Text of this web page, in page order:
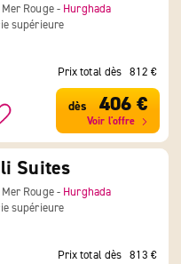
Rouge - Hurghada
supérieure
Prix total dès 812 €
dès 406 €
Voir l'offre
Suites
Rouge - Hurghada
supérieure
Prix total dès 813 €